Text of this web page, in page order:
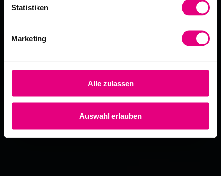
Statistiken
Marketing
Alle zulassen
Auswahl erlauben